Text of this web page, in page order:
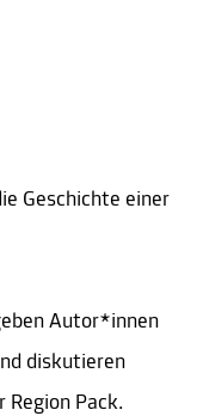
Geschichte einer
Autor*innen
diskutieren
Pack.